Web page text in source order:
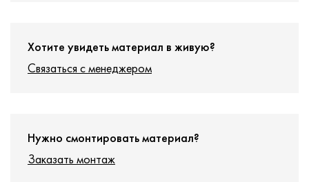
Хотите увидеть материал в живую?
Связаться с менеджером
Нужно смонтировать материал?
Заказать монтаж